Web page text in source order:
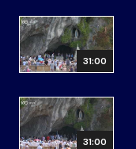
31:00
31:00